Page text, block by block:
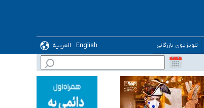
تلویزیون بازرگانی English
العربیه